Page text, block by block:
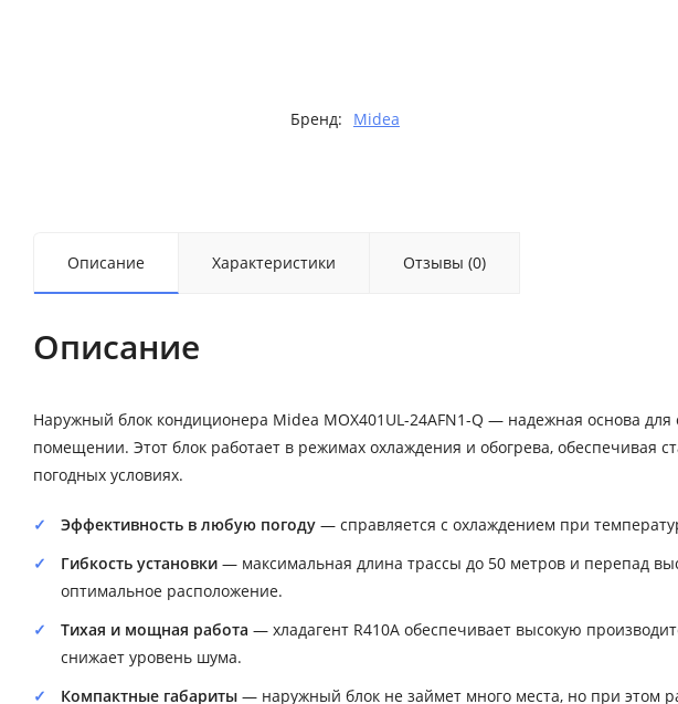
Бренд: Midea
Описание Характеристики Отзывы (0)
Описание
Наружный блок кондиционера Midea MOX401UL-24AFN1-Q — надежная основа
помещении. Этот блок работает в режимах охлаждения и обогрева, обеспечивая
погодных условиях.
Эффективность в любую погоду — справляется с охлаждением при
Гибкость установки — максимальная длина трассы до 50 метров и перепад
оптимальное расположение.
Тихая и мощная работа — хладагент R410A обеспечивает высокую
снижает уровень шума.
Компактные габариты — наружный блок не займет много места, но при этом